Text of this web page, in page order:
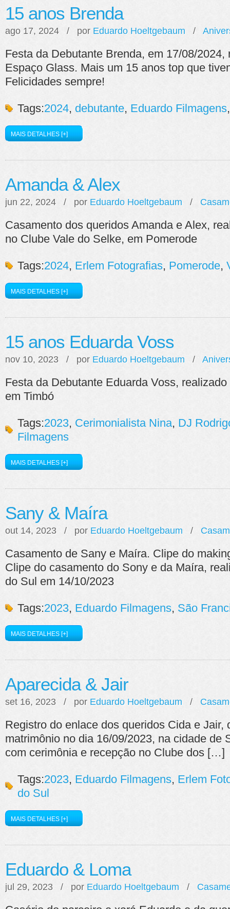
15 anos Brenda
ago 17, 2024 / por Eduardo Hoeltgebaum /
Festa da Debutante Brenda, em 17/08/2024,
Espaço Glass. Mais um 15 anos top que
Felicidades sempre!
Tags:2024, debutante, Eduardo Filmagens
MAIS DETALHES [+]
Amanda & Alex
jun 22, 2024 / por Eduardo Hoeltgebaum /
Casamento dos queridos Amanda e Alex,
no Clube Vale do Selke, em Pomerode
Tags:2024, Erlem Fotografias, Pomerode,
MAIS DETALHES [+]
15 anos Eduarda Voss
nov 10, 2023 / por Eduardo Hoeltgebaum /
Festa da Debutante Eduarda Voss,
em Timbó
Tags:2023, Cerimonialista Nina, DJ
Filmagens
MAIS DETALHES [+]
Sany & Maíra
out 14, 2023 / por Eduardo Hoeltgebaum /
Casamento de Sany e Maíra. Clipe do
Clipe do casamento do Sony e da Maíra,
do Sul em 14/10/2023
Tags:2023, Eduardo Filmagens, São
MAIS DETALHES [+]
Aparecida & Jair
set 16, 2023 / por Eduardo Hoeltgebaum /
Registro do enlace dos queridos Cida e Jair,
matrimônio no dia 16/09/2023, na cidade de
com cerimônia e recepção no Clube dos […]
Tags:2023, Eduardo Filmagens, Erlem
do Sul
MAIS DETALHES [+]
Eduardo & Loma
jul 29, 2023 / por Eduardo Hoeltgebaum /